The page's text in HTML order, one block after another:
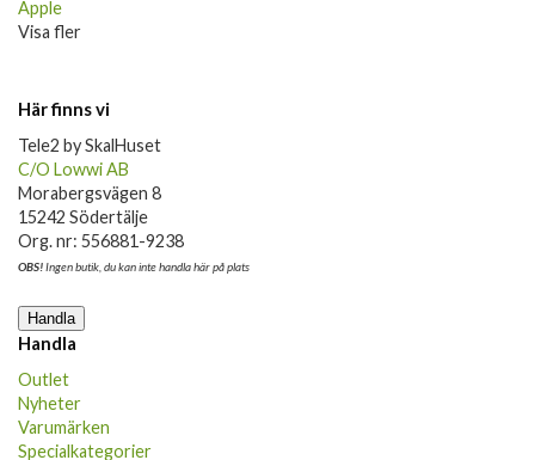
Apple
Visa fler
Här finns vi
Tele2 by SkalHuset
C/O Lowwi AB
Morabergsvägen 8
15242 Södertälje
Org. nr: 556881-9238
OBS!Ingen butik, du kan inte handla här på plats
Handla
Handla
Outlet
Nyheter
Varumärken
Specialkategorier